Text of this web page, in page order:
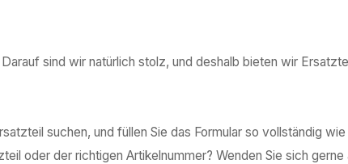
sind wir natürlich stolz, und deshalb bieten wir
suchen, und füllen Sie das Formular so vollständig
oder der richtigen Artikelnummer? Wenden Sie sich gerne